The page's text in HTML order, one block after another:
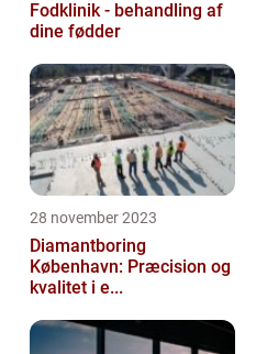
Fodklinik - behandling af
dine fødder
28 november 2023
Diamantboring
København: Præcision og
kvalitet i e...